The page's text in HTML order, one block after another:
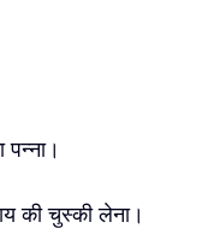
की चुस्की लेना।